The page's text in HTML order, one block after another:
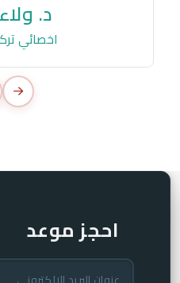
د. ولاء بابعير
اخصائي تركيبات اسنان
احجز موعد